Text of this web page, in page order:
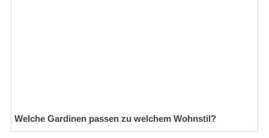
Welche Gardinen passen zu welchem Wohnstil?